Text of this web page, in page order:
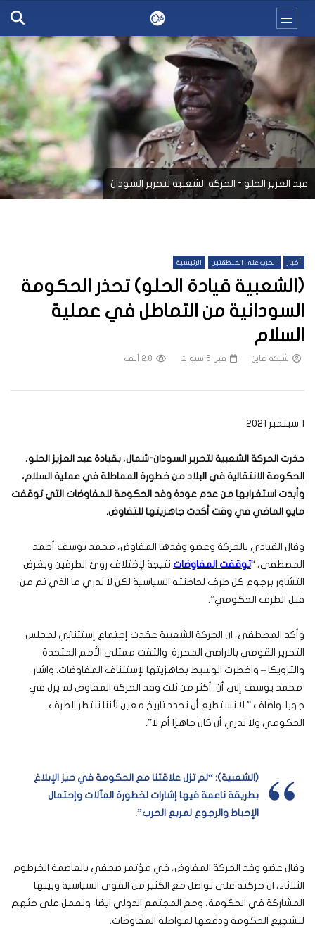
عبد العزيز الحلو - الحركة الشعبية لتحرير السودان
أخبار الحرب على المنطقتين الرئيسية
(الشعبية قيادة الحلو) تحذر الحكومة
السودانية من التماطل في عملية
السلام
شبكة عاين قبل 5 سنوات 2.8 ألف
1 سبتمبر 2021
حذرت الحركة الشعبية لتحرير السودان-شمال، بقيادة عبد العزيز الحلو،
الحكومة الانتقالية في البلاد من خطورة المماطلة في عملية السلام،
وأبدت استغرابها من عدم عودة وفد الحكومة للمفاوضات التي توقفت
مايو الماضي في وقت أكدت جاهزيتها للتفاوض.
وقال القيادي بالحركة وعضو وفدها المفاوض، محمد يوسف أحمد
المصطفى، “توقفت المفاوضات نتيجة لإختلاف روئ الطرفين وبغرض
التشاور برجوع كل طرف لحاضنته السياسية لكن لا ندري ما الذي تم من
قبل الطرف الحكومي”.
وأكد المصطفى، ان الحركة الشعبية عقدت إجتماع إستثنائي لمجلس
التحرير القومي بالاراضي المحررة والتقت ممثلي الأمم المتحدة
والترويكا – واخطرت الوسيط بجاهزيتها لإستئناف المفاوضات. واشار
محمد يوسف إلى أن أكثر من ثلث وفد الحركة المفاوض لم يزل في
جوبا. واضاف ” لا نستطيع أن نحدد تاريخ معين لأننا ننتظر الطرف
الحكومي ولا ندري أن كان جاهزا أم لا”.
(الشعبية): “لم تزل علاقتنا مع الحكومة في حيز الإبلاغ
بطريقة ناعمة فيها إشارات لخطورة المآلات وإحتمال
الإحباط والرجوع لمربع الحرب”.
وقال عضو وفد الحركة المفاوض، في مؤتمر صحفي بالعاصمة الخرطوم
الثلاثاء، ان حركته على تواصل مع الكثير من القوى السياسية وبينها
المشاركة في الحكومة، ومع المجتمع الدولي ايضا، ونعمل على حثهم
لتشجيع الحكومة ودفعها لمواصلة المفاوضات.